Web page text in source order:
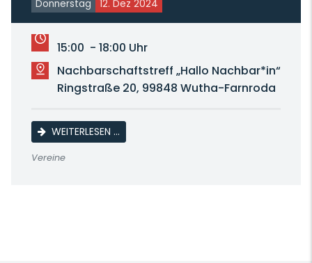
Donnerstag 12. Dez 2024
15:00 - 18:00 Uhr
Nachbarschaftstreff „Hallo Nachbar*in“
Ringstraße 20, 99848 Wutha-Farnroda
WEITERLESEN …LICHTERFEST MIT WINTERKINO
Vereine